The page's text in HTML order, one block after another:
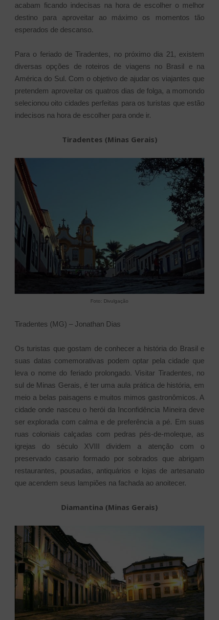
acabam ficando indecisas na hora de escolher o melhor
destino para aproveitar ao máximo os momentos tão
esperados de descanso.
Para o feriado de Tiradentes, no próximo dia 21, existem
diversas opções de roteiros de viagens no Brasil e na
América do Sul. Com o objetivo de ajudar os viajantes que
pretendem aproveitar os quatros dias de folga, a momondo
selecionou oito cidades perfeitas para os turistas que estão
indecisos na hora de escolher para onde ir.
Tiradentes (Minas Gerais)
Foto: Divulgação
Tiradentes (MG) – Jonathan Dias
Os turistas que gostam de conhecer a história do Brasil e
suas datas comemorativas podem optar pela cidade que
leva o nome do feriado prolongado. Visitar Tiradentes, no
sul de Minas Gerais, é ter uma aula prática de história, em
meio a belas paisagens e muitos mimos gastronômicos. A
cidade onde nasceu o herói da Inconfidência Mineira deve
ser explorada com calma e de preferência a pé. Em suas
ruas coloniais calçadas com pedras pés-de-moleque, as
igrejas do século XVIII dividem a atenção com o
preservado casario formado por sobrados que abrigam
restaurantes, pousadas, antiquários e lojas de artesanato
que acendem seus lampiões na fachada ao anoitecer.
Diamantina (Minas Gerais)